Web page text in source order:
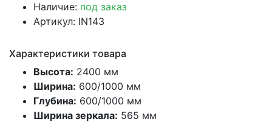
Наличие: под заказ
Артикул: IN143
Характеристики товара
Высота: 2400 мм
Ширина: 600/1000 мм
Глубина: 600/1000 мм
Ширина зеркала: 565 мм